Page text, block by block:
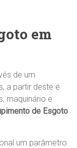
em
de um
a partir deste é
maquinário e
de Esgoto
um parâmetro